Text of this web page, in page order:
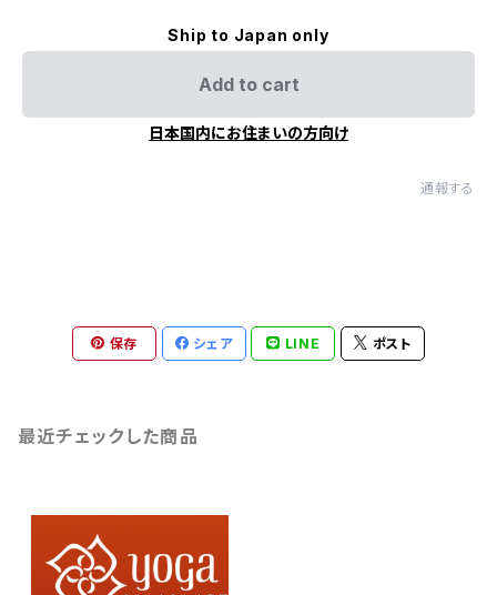
Ship to Japan only
Add to cart
日本国内にお住まいの方向け
通報する
保存 シェア LINE ポスト
最近チェックした商品